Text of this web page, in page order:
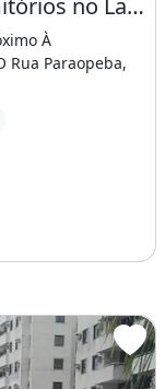
À
Rua Paraopeba,